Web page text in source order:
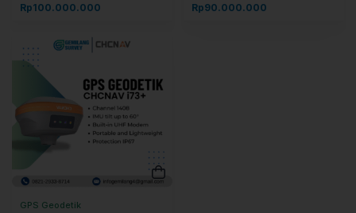
Rp100.000.000 Rp90.000.000
GPS Geodetik